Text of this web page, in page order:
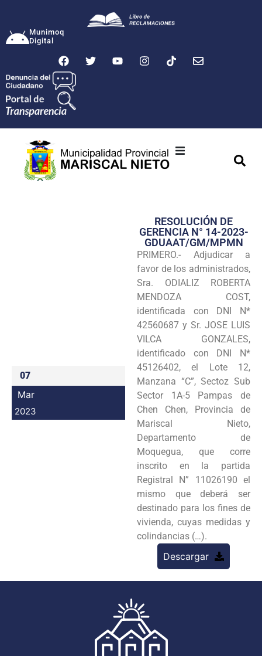
Munimoq
Digital
Transparencia
Seguridad
Programas
Intranet
07
Mar
2023
RESOLUCIÓN DE
GERENCIA N° 14-2023-
GDUAAT/GM/MPMN
PRIMERO.- Adjudicar a
favor de los administrados,
Sra. ODIALIZ ROBERTA
MENDOZA COST,
identificada con DNI N*
42560687 y Sr. JOSE LUIS
VILCA GONZALES,
identificado con DNI N*
45126402, el Lote 12,
Manzana “C”, Sectoz Sub
Sector 1A-5 Pampas de
Chen Chen, Provincia de
Mariscal Nieto,
Departamento de
Moquegua, que corre
inscrito en la partida
Registral N” 11026190 el
mismo que deberá ser
destinado para los fines de
vivienda, cuyas medidas y
colindancias (…).
Descargar